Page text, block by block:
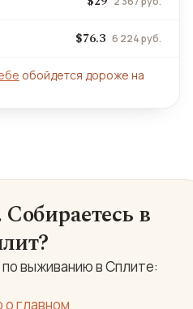
$76.3 6 224 руб.
обойдется дороже на
в
выживанию в Сплите:
главном